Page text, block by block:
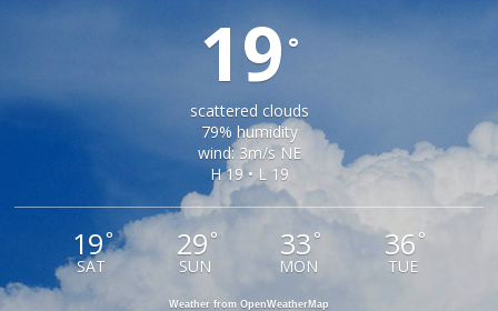
19°
scattered clouds
79% humidity
wind: 3m/s NE
H 19 • L 19
19°
SAT
29 °
SUN
33 °
MON
36 °
TUE
Weather from OpenWeatherMap